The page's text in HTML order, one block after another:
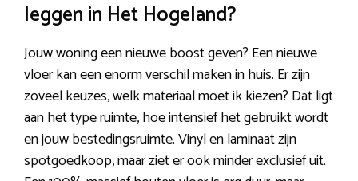
leggen in Het Hogeland?
Jouw woning een nieuwe boost geven? Een nieuwe
vloer kan een enorm verschil maken in huis. Er zijn
zoveel keuzes, welk materiaal moet ik kiezen? Dat ligt
aan het type ruimte, hoe intensief het gebruikt wordt
en jouw bestedingsruimte. Vinyl en laminaat zijn
spotgoedkoop, maar ziet er ook minder exclusief uit.